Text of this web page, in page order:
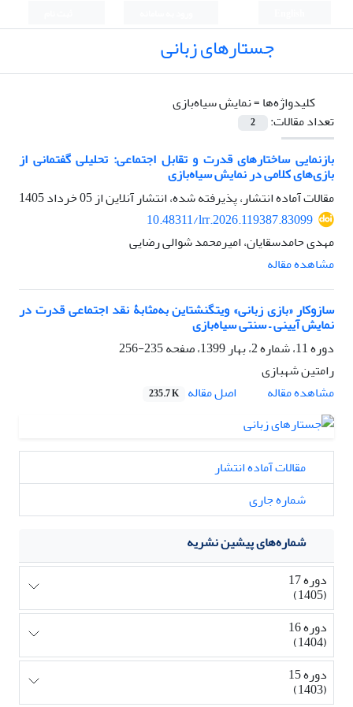
جستارهای زبانی
کلیدواژه‌ها =نمایش سیاه‌بازی
تعداد مقالات:
2
بازنمایی ساختارهای قدرت و تقابل اجتماعی: تحلیلی گفتمانی از
بازی‌های کلامی در نمایش سیاه‌بازی
مقالات آماده انتشار، پذیرفته شده، انتشار آنلاین از05 خرداد 1405
10.48311/lrr.2026.119387.83099
مهدی حامدسقایان، امیرمحمد شوالی رضایی
مشاهده مقاله
سازوکار «بازی زبانی» ویتگنشتاین به‌مثابۀ نقد اجتماعی قدرت در
نمایش آیینی – سنتی سیاه‌بازی
دوره 11، شماره 2، بهار 1399، صفحه
235-256
رامتین شهبازی
مشاهده مقاله
اصل مقاله 235.7 K
مقالات آماده انتشار
شماره جاری
شماره‌های پیشین نشریه
دوره 17
(1405)
دوره 16
(1404)
دوره 15
(1403)